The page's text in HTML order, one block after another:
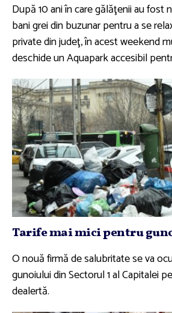
După 10 ani în care gălăţenii au fost
bani grei din buzunar pentru a se
private din judeţ, în acest weekend
deschide un Aquapark accesibil
Tarife mai mici pentru
O nouă firmă de salubritate se va
gunoiului din Sectorul 1 al Capitalei
dealertă.